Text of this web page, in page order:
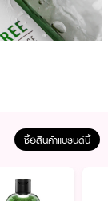
ซื้อสินค้าแบรนด์นี้